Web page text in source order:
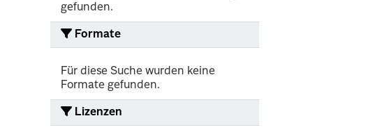
gefunden.
Formate
Für diese Suche wurden keine
Formate gefunden.
Lizenzen